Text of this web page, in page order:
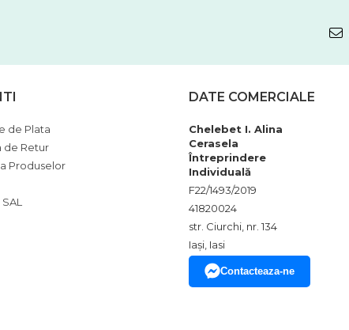
de Plata
de Retur
Produselor
DATE COMERCIALE
Chelebet I. Alina
Cerasela
Întreprindere
Individuală
F22/1493/2019
41820024
str. Ciurchi, nr. 134
Iași, Iasi
Contacteaza-ne